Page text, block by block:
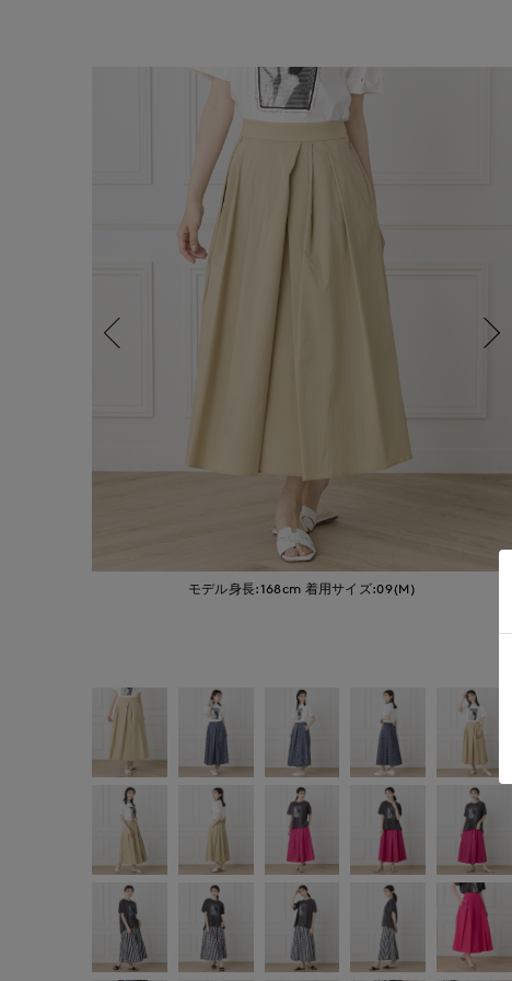
モデル身長:168cm 着用サイズ:09(M)